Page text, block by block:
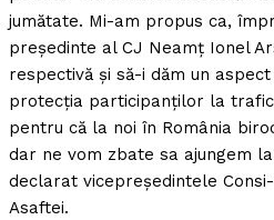
jumătate. Mi-am propus ca,
preşedinte al CJ Neamţ Ionel
respectivă şi să-i dăm un
protecţia participanţilor la
pentru că la noi în
dar ne vom zbate sa ajungem
declarat vicepreşedintele
Asaftei.